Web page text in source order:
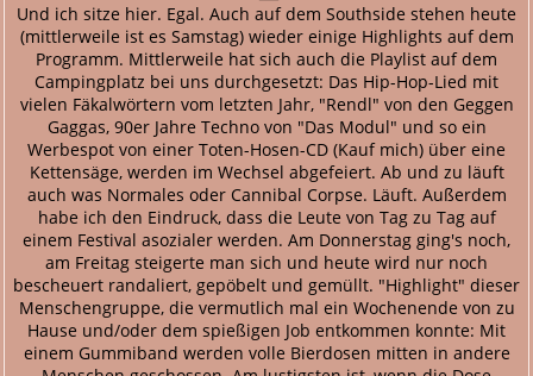
Und ich sitze hier. Egal. Auch auf dem Southside stehen heute
(mittlerweile ist es Samstag) wieder einige Highlights auf dem
Programm. Mittlerweile hat sich auch die Playlist auf dem
Campingplatz bei uns durchgesetzt: Das Hip-Hop-Lied mit
vielen Fäkalwörtern vom letzten Jahr, "Rendl" von den Geggen
Gaggas, 90er Jahre Techno von "Das Modul" und so ein
Werbespot von einer Toten-Hosen-CD (Kauf mich) über eine
Kettensäge, werden im Wechsel abgefeiert. Ab und zu läuft
auch was Normales oder Cannibal Corpse. Läuft. Außerdem
habe ich den Eindruck, dass die Leute von Tag zu Tag auf
einem Festival asozialer werden. Am Donnerstag ging's noch,
am Freitag steigerte man sich und heute wird nur noch
bescheuert randaliert, gepöbelt und gemüllt. "Highlight" dieser
Menschengruppe, die vermutlich mal ein Wochenende von zu
Hause und/oder dem spießigen Job entkommen konnte: Mit
einem Gummiband werden volle Bierdosen mitten in andere